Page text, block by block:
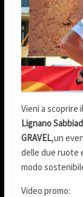
Vieni a scoprire
Lignano
GRAVEL,un
delle due ruote
modo
Video promo: